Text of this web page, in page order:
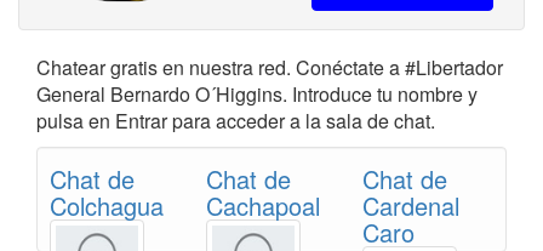
Chatear gratis en nuestra red. Conéctate a #Libertador
General Bernardo O´Higgins. Introduce tu nombre y
pulsa en Entrar para acceder a la sala de chat.
Chat de
Colchagua
Chat de
Cachapoal
Chat de
Cardenal
Caro